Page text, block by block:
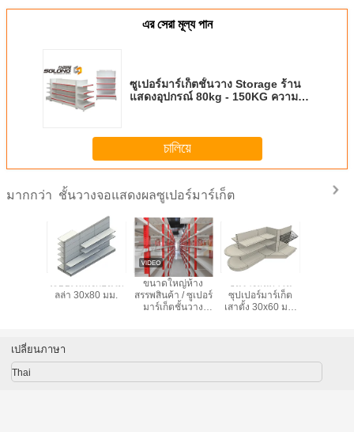
এর সেরা মূল্য পান
ซูเปอร์มาร์เก็ตชั้นวาง Storage ร้าน
แสดงอุปกรณ์ 80kg - 150KG ความ
চালিয়ে
มากกว่า ชั้นวางจอแสดงผลซูเปอร์มาร์เก็ต
ระบบเรลฟิ้งกอนโด
ลล่า 30x80 มม.
ขนาดใหญ่ห้าง
สรรพสินค้า / ซูเปอร์
มาร์เก็ตชั้นวาง
ชั้นวางสินค้าใน
ซุปเปอร์มาร์เก็ต
เสาตั้ง 30x60 มม.
เปลี่ยนภาษา
Thai